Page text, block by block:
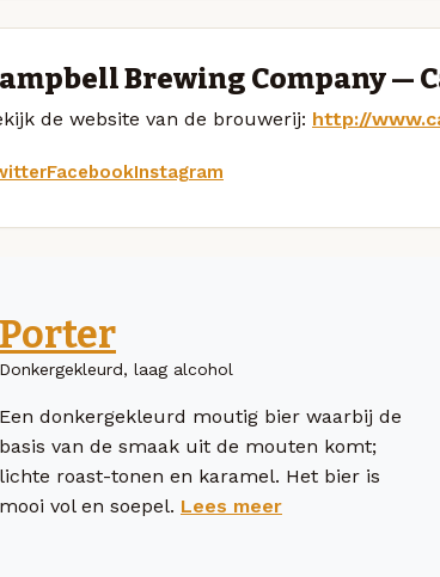
Brewing Company —
de website van de brouwerij: http://
FacebookInstagram
Porter
Donkergekleurd, laag alcohol
Een donkergekleurd moutig bier waarbij de
basis van de smaak uit de mouten komt;
lichte roast-tonen en karamel. Het bier is
mooi vol en soepel. Lees meer